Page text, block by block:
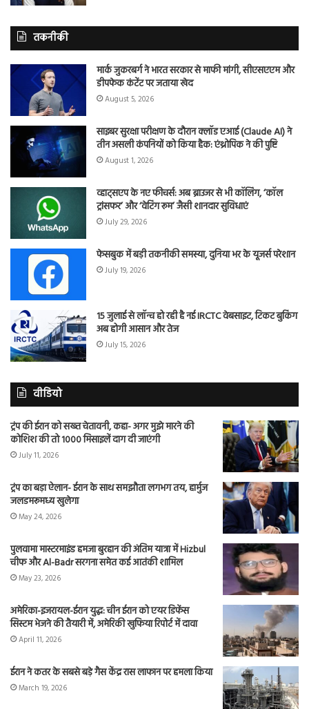
तकनीकी
मार्क जुकरबर्ग ने भारत सरकार से माफी मांगी, सीएसएएम और
डीपफेक कंटेंट पर जताया खेद
August 5, 2026
साइबर सुरक्षा परीक्षण के दौरान क्लॉड एआई (Claude AI) ने
तीन असली कंपनियों को किया हैक: एंथ्रोपिक ने की पुष्टि
August 1, 2026
व्हाट्सएप के नए फीचर्स: अब ब्राउजर से भी कॉलिंग, ‘कॉल
ट्रांसफर’ और ‘वेटिंग रूम’ जैसी शानदार सुविधाएं
July 29, 2026
फेसबुक में बड़ी तकनीकी समस्या, दुनिया भर के यूजर्स परेशान
July 19, 2026
15 जुलाई से लॉन्च हो रही है नई IRCTC वेबसाइट, टिकट बुकिंग
अब होगी आसान और तेज
July 15, 2026
वीडियो
ट्रंप की ईरान को सख्त चेतावनी, कहा- अगर मुझे मारने की
कोशिश की तो 1000 मिसाइलें दाग दी जाएंगी
July 11, 2026
ट्रंप का बड़ा ऐलान- ईरान के साथ समझौता लगभग तय, हार्मुज
जलडमरूमध्य खुलेगा
May 24, 2026
पुलवामा मास्टरमाइंड हमजा बुरहान की अंतिम यात्रा में Hizbul
चीफ और Al-Badr सरगना समेत कई आतंकी शामिल
May 23, 2026
अमेरिका-इजरायल-ईरान युद्ध: चीन ईरान को एयर डिफेंस
सिस्टम भेजने की तैयारी में, अमेरिकी खुफिया रिपोर्ट में दावा
April 11, 2026
ईरान ने कतर के सबसे बड़े गैस केंद्र रास लाफान पर हमला किया
March 19, 2026